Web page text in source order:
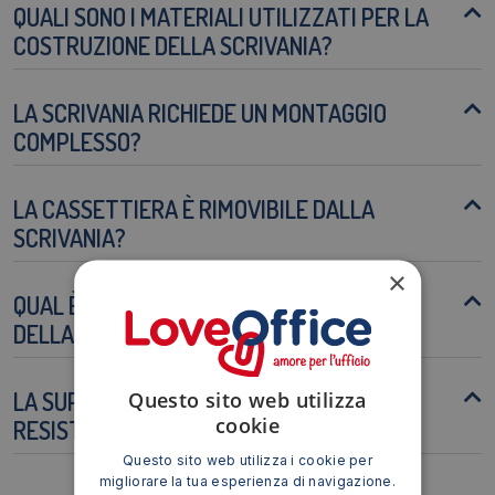
QUALI SONO I MATERIALI UTILIZZATI PER LA
COSTRUZIONE DELLA SCRIVANIA?
LA SCRIVANIA RICHIEDE UN MONTAGGIO
COMPLESSO?
LA CASSETTIERA È RIMOVIBILE DALLA
SCRIVANIA?
QUAL È LA CAPACITÀ DI CARICO MASSIMA
DELLA SCRIVANIA?
LA SUPERFICIE DELLA SCRIVANIA È
RESISTENTE AI GRAFFI?
×
Questo sito web utilizza
cookie
Questo sito web utilizza i cookie per
migliorare la tua esperienza di navigazione.